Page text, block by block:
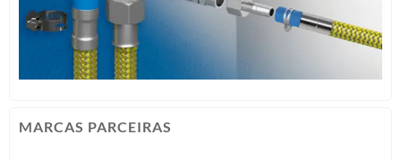
MARCAS PARCEIRAS